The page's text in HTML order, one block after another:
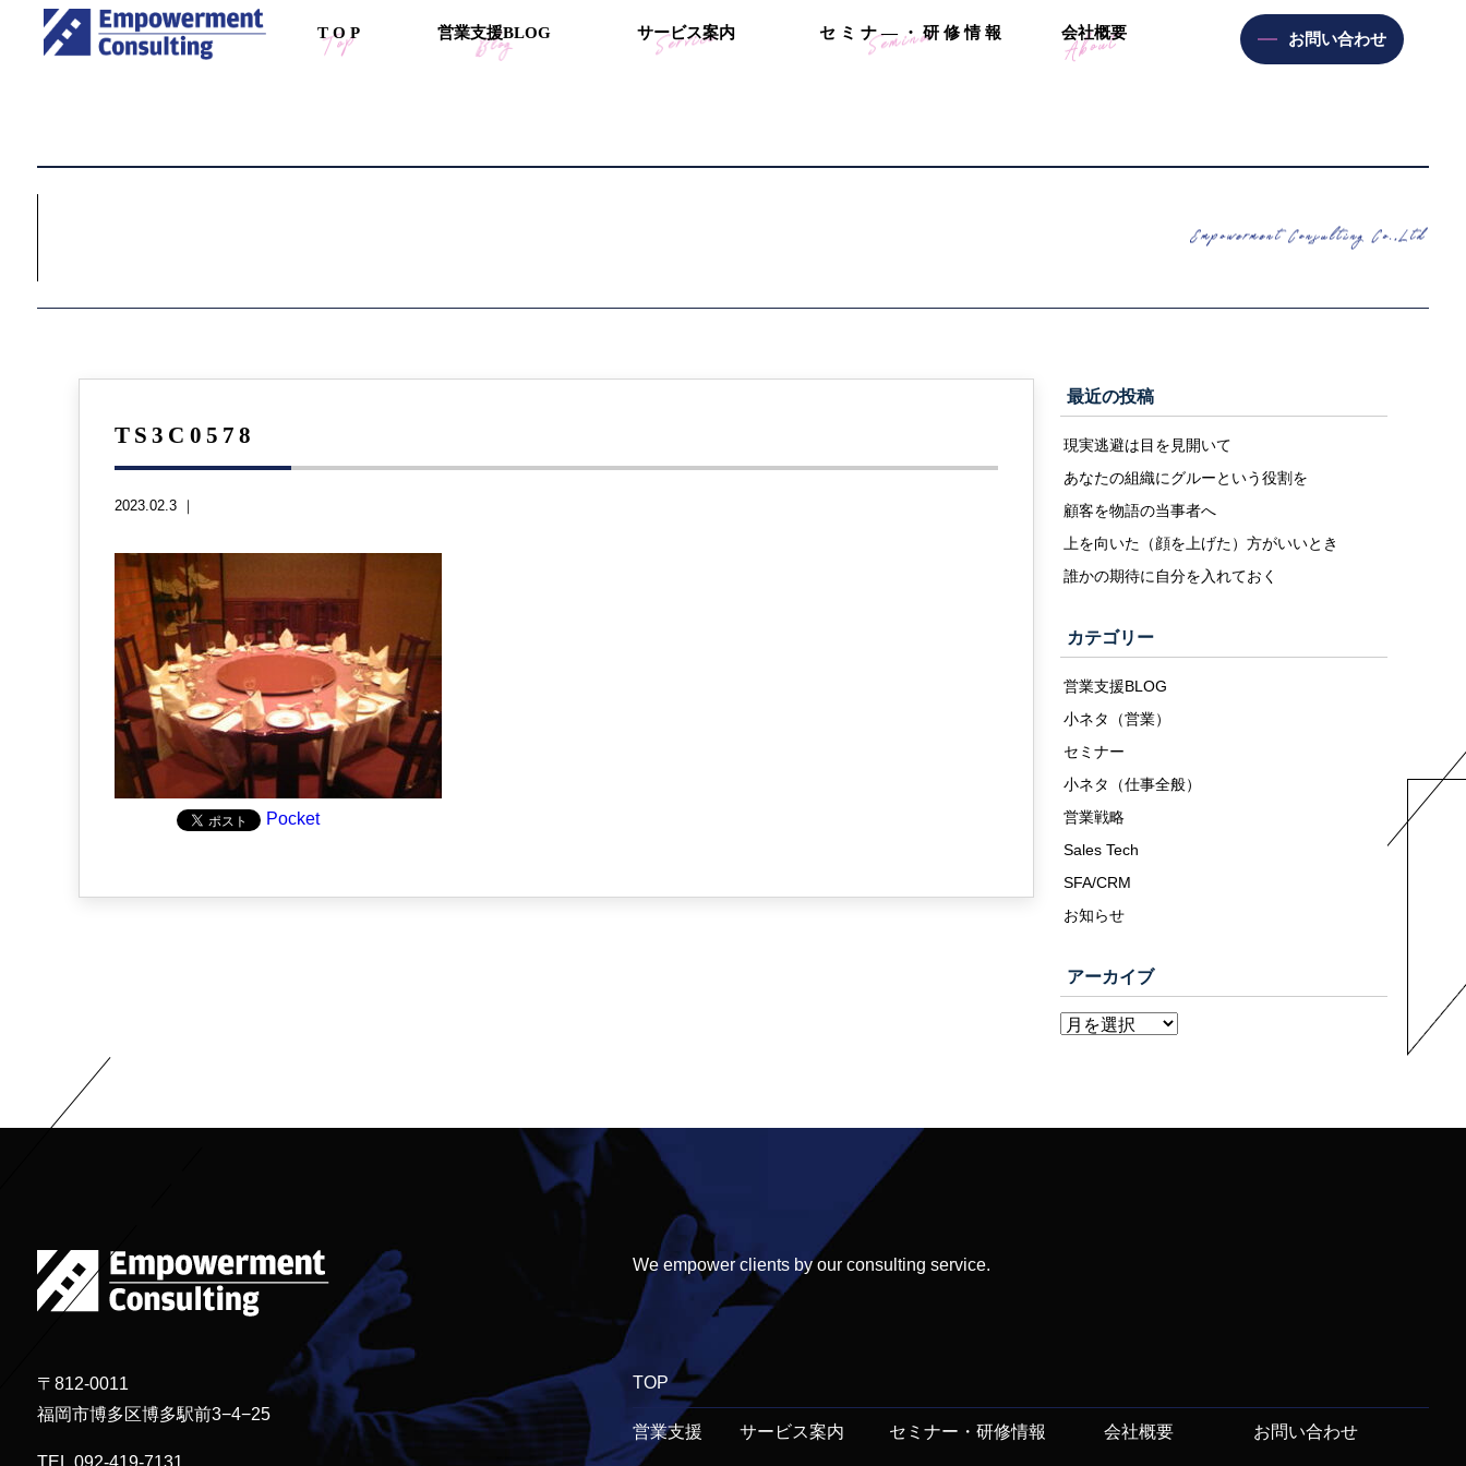
T O P 営業支援BLOG サービス案内 セ ミ ナ ― ・ 研 修 情 報 会社概要 お問い合わせ
TS3C0578
2023.02.3 ｜
Pocket
最近の投稿
現実逃避は目を見開いて
あなたの組織にグルーという役割を
顧客を物語の当事者へ
上を向いた（顔を上げた）方がいいとき
誰かの期待に自分を入れておく
カテゴリー
営業支援BLOG
小ネタ（営業）
セミナー
小ネタ（仕事全般）
営業戦略
Sales Tech
SFA/CRM
お知らせ
アーカイブ
〒812-0011
福岡市博多区博多駅前3−4−25
TEL.092-419-7131
We empower clients by our consulting service.
TOP
営業支援 サービス案内 セミナー・研修情報 会社概要 お問い合わせ